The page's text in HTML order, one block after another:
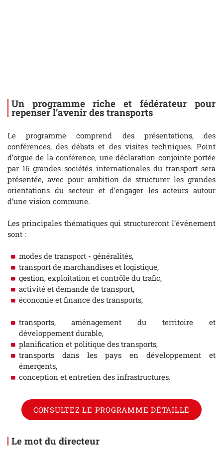
Un programme riche et fédérateur pour
repenser l’avenir des transports
Le programme comprend des présentations, des
conférences, des débats et des visites techniques. Point
d’orgue de la conférence, une déclaration conjointe portée
par 16 grandes sociétés internationales du transport sera
présentée, avec pour ambition de structurer les grandes
orientations du secteur et d’engager les acteurs autour
d’une vision commune.
Les principales thématiques qui structureront l’événement
sont :
modes de transport - généralités,
transport de marchandises et logistique,
gestion, exploitation et contrôle du trafic,
activité et demande de transport,
économie et finance des transports,
transports, aménagement du territoire et
développement durable,
planification et politique des transports,
transports dans les pays en développement et
émergents,
conception et entretien des infrastructures.
CONSULTEZ LE PROGRAMME DÉTAILLÉ
Le mot du directeur